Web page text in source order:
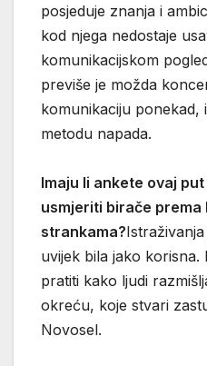
posjeduje znanja i
kod njega nedostaje
komunikacijskom
previše je možda
komunikaciju ponekad,
metodu napada.
Imaju li ankete ovaj
usmjeriti birače prema
strankama?
uvijek bila jako
pratiti kako ljudi
okreću, koje stvari
Novosel.